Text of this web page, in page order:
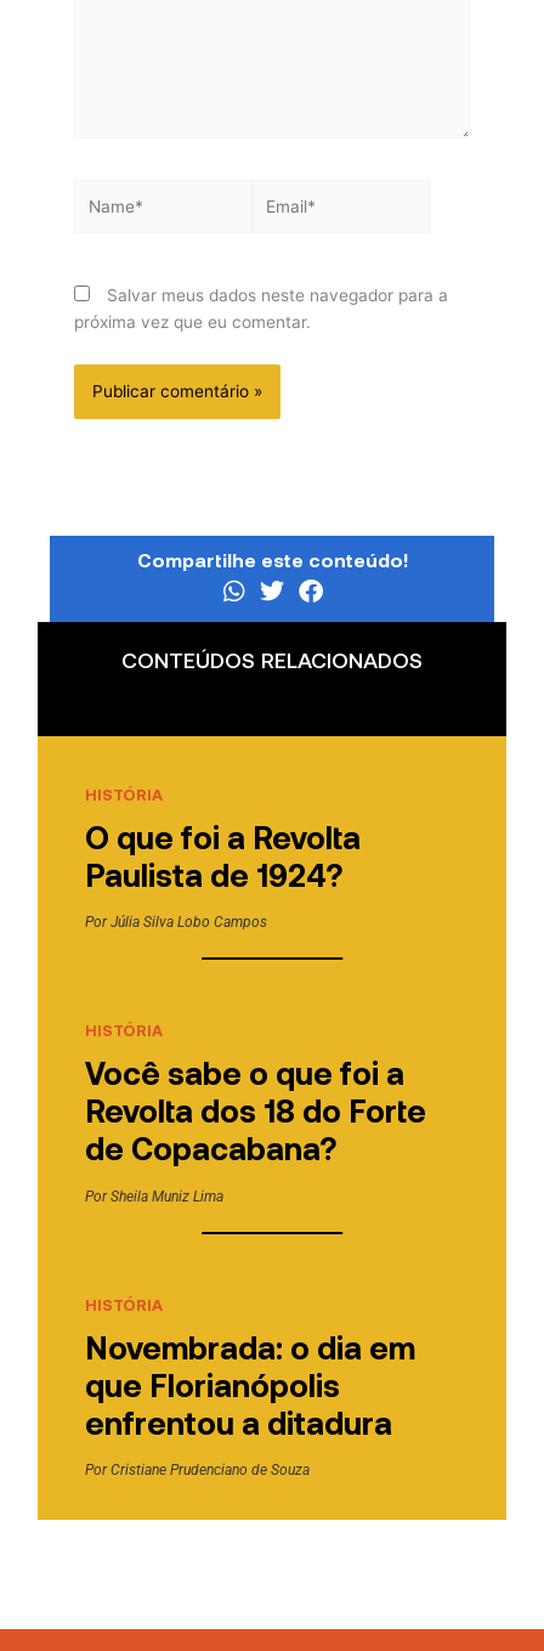
Salvar meus dados neste navegador para a
próxima vez que eu comentar.
Compartilhe este conteúdo!
CONTEÚDOS RELACIONADOS
HISTÓRIA
O que foi a Revolta
Paulista de 1924?
PorJúlia Silva Lobo Campos
HISTÓRIA
Você sabe o que foi a
Revolta dos 18 do Forte
de Copacabana?
PorSheila Muniz Lima
HISTÓRIA
Novembrada: o dia em
que Florianópolis
enfrentou a ditadura
PorCristiane Prudenciano de Souza